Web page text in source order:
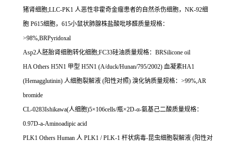
猪肾细胞;LLC-PK1 人恶性非霍奇金瘤患者的自然杀伤细胞， NK-92细
胞 P615细胞， 615小鼠状肺腺株盐酸吡哆醛质量规格：
>98%,BRPyridoxal
Asp2人胚胎肾细胞转化细胞;FC33硅油质量规格： BRSilicone oil
HA Others H5N1 甲型 H5N1 (A/duck/Hunan/795/2002) 血凝素HA1
(Hemagglutinin) 人细胞裂解液 (阳性对照) 溴化钠质量规格： >99%,AR
bromide
CL-0283Ishikawa(人细胞)5×106cells/瓶×2D-α-氨基己二酸质量规格：
0.97D-a-Aminoadipic acid
PLK1 Others Human 人 PLK1 / PLK-1 杆状病毒-昆虫细胞裂解液 (阳性对